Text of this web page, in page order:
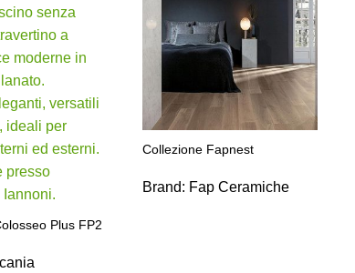
Plus FP2
Collezione Fapnest
Brand: Fap Ceramiche